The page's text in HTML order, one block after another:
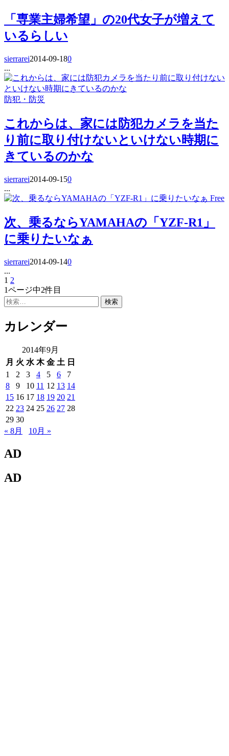
「専業主婦希望」の20代女子が増えて
いるらしい
sierrarei2014-09-180
...
防犯・防災
これからは、家には防犯カメラを当た
り前に取り付けないといけない時期に
きているのかな
sierrarei2014-09-150
...
Free
次、乗るならYAMAHAの「YZF-R1」
に乗りたいなぁ
sierrarei2014-09-140
...
投
稿
ペ
ジ
送
り
ペ
ー
ジ
1 ペ
ー
ジ
2
1ページ中2件目
検
カレンダー
2014年9月
月 火 水 木 金 土 日
1
2 3 4 5 6
7
8
9 10 11 12 13 14
15 16 17 18 19 20 21
22 23 24 25 26 27 28
29 30
« 8月
10月 »
AD
AD